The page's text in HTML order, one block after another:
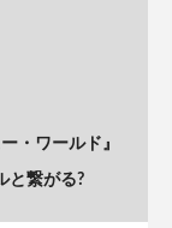
・ワールド』
と繋がる?